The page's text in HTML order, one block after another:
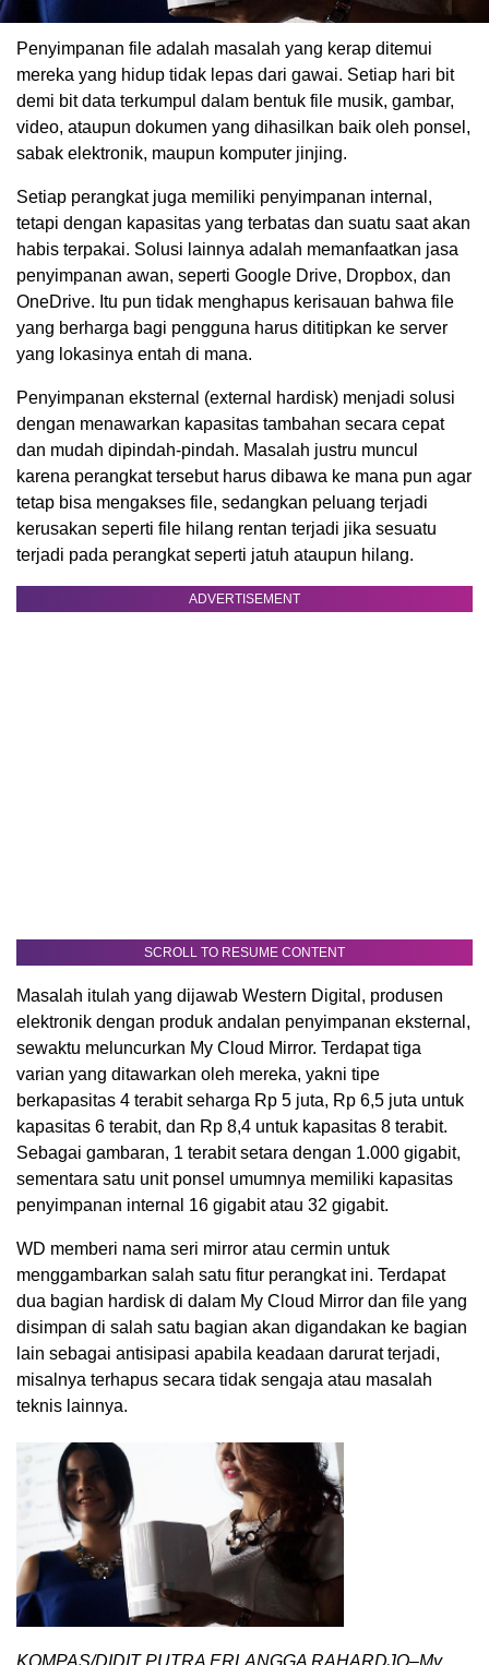
Penyimpanan file adalah masalah yang kerap ditemui
mereka yang hidup tidak lepas dari gawai. Setiap hari bit
demi bit data terkumpul dalam bentuk file musik, gambar,
video, ataupun dokumen yang dihasilkan baik oleh ponsel,
sabak elektronik, maupun komputer jinjing.
Setiap perangkat juga memiliki penyimpanan internal,
tetapi dengan kapasitas yang terbatas dan suatu saat akan
habis terpakai. Solusi lainnya adalah memanfaatkan jasa
penyimpanan awan, seperti Google Drive, Dropbox, dan
OneDrive. Itu pun tidak menghapus kerisauan bahwa file
yang berharga bagi pengguna harus dititipkan ke server
yang lokasinya entah di mana.
Penyimpanan eksternal (external hardisk) menjadi solusi
dengan menawarkan kapasitas tambahan secara cepat
dan mudah dipindah-pindah. Masalah justru muncul
karena perangkat tersebut harus dibawa ke mana pun agar
tetap bisa mengakses file, sedangkan peluang terjadi
kerusakan seperti file hilang rentan terjadi jika sesuatu
terjadi pada perangkat seperti jatuh ataupun hilang.
ADVERTISEMENT
SCROLL TO RESUME CONTENT
Masalah itulah yang dijawab Western Digital, produsen
elektronik dengan produk andalan penyimpanan eksternal,
sewaktu meluncurkan My Cloud Mirror. Terdapat tiga
varian yang ditawarkan oleh mereka, yakni tipe
berkapasitas 4 terabit seharga Rp 5 juta, Rp 6,5 juta untuk
kapasitas 6 terabit, dan Rp 8,4 untuk kapasitas 8 terabit.
Sebagai gambaran, 1 terabit setara dengan 1.000 gigabit,
sementara satu unit ponsel umumnya memiliki kapasitas
penyimpanan internal 16 gigabit atau 32 gigabit.
WD memberi nama seri mirror atau cermin untuk
menggambarkan salah satu fitur perangkat ini. Terdapat
dua bagian hardisk di dalam My Cloud Mirror dan file yang
disimpan di salah satu bagian akan digandakan ke bagian
lain sebagai antisipasi apabila keadaan darurat terjadi,
misalnya terhapus secara tidak sengaja atau masalah
teknis lainnya.